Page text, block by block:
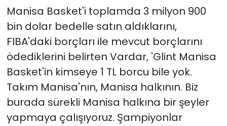
Manisa Basket'i toplamda 3 milyon 900
bin dolar bedelle satın aldıklarını,
FIBA'daki borçları ile mevcut borçlarını
ödediklerini belirten Vardar, 'Glint Manisa
Basket'in kimseye 1 TL borcu bile yok.
Takım Manisa'nın, Manisa halkının. Biz
burada sürekli Manisa halkına bir şeyler
yapmaya çalışıyoruz. Şampiyonlar